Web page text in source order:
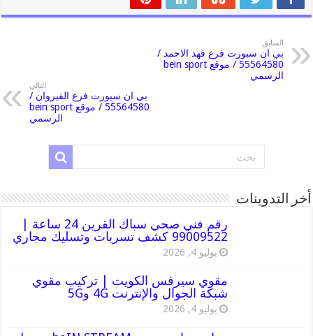
السابق
بي ان سبورت فرع فهد الاحمد /
55564580 / موقع bein sport
الرسمي
التالي
بي ان سبورت فرع القيروان /
55564580 / موقع bein sport
الرسمي
أخر التدوينات
رقم فني صحي سباك القرين 24 ساعة |
99009522 كشف تسربات وتسليك مجاري
يوليو 4, 2026
مقوي سيرفس الكويت | تركيب مقوي
شبكة الجوال والإنترنت 4G و5G
يوليو 4, 2026